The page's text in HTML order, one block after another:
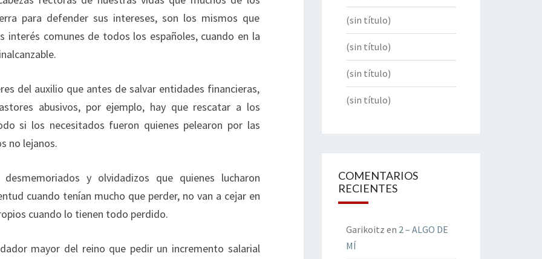
para defender sus intereses, son los mismos que
interés comunes de todos los españoles, cuando en la
del auxilio que antes de salvar entidades financieras,
abusivos, por ejemplo, hay que rescatar a los
si los necesitados fueron quienes pelearon por las
no lejanos.
y olvidadizos que quienes lucharon
cuando tenían mucho que perder, no van a cejar en
cuando lo tienen todo perdido.
mayor del reino que pedir un incremento salarial
(sin título)
(sin título)
(sin título)
(sin título)
COMENTARIOS
RECIENTES
Garikoitz en 2 – ALGO DE
MÍ